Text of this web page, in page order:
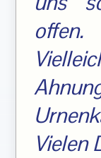
offen.
Vielen